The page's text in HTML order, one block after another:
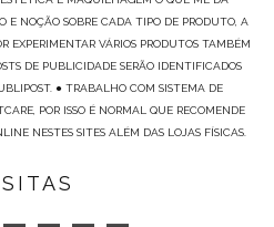
E NOÇÃO SOBRE CADA TIPO DE PRODUTO, A
EXPERIMENTAR VÁRIOS PRODUTOS TAMBÉM
DE PUBLICIDADE SERÃO IDENTIFICADOS
● TRABALHO COM SISTEMA DE
POR ISSO É NORMAL QUE RECOMENDE
NESTES SITES ALÉM DAS LOJAS FÍSICAS.